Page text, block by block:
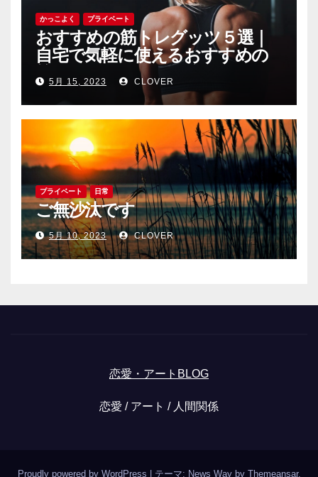
かっこよく プライベート
おすすめの筋トレグッツ５選｜
自宅で気軽に使えるおすすめの
筋トレグッツをご紹介
5月 15, 2023 CLOVER
プライベート 日常
ご無沙汰です
5月 10, 2023 CLOVER
恋愛・アートBLOG
恋愛 / アート / 人間関係
Proudly powered by WordPress テーマ: News Way by Themeansar.